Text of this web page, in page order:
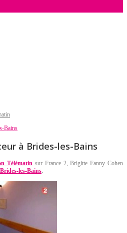
à Brides-les-Bains
Télématin sur France 2, Brigitte Fanny Cohen
Brides-les-Bains.